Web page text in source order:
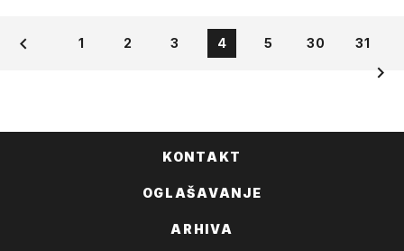
1 2 3 4 5 30 31
KONTAKT
OGLAŠAVANJE
ARHIVA